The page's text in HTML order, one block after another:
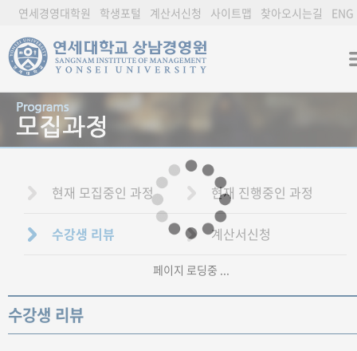
연세경영대학원 학생포털 계산서신청 사이트맵 찾아오시는길 ENG
현재 모집중인 과정 현재 진행중인 과정
수강생 리뷰 계산서신청
수강생 리뷰
페이지 로딩중 ...